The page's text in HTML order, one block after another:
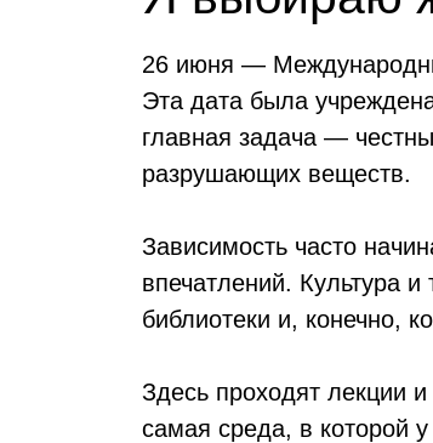
26 июня —
Эта дата была
главная задача —
разрушающих веществ.
Зависимость часто
впечатлений. Культура
библиотеки и, конечно,
Здесь проходят лекции
самая среда, в которой